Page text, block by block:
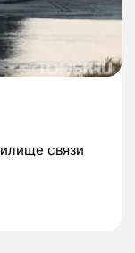
связи